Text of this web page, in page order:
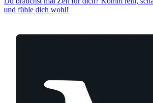
und fühle dich wohl!